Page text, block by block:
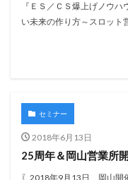
『ＥＳ／ＣＳ爆上げノウ
い未来の作り方～スロット
セミナー
2018年6月13日
25周年＆岡山営業所
〖2018年9月13日 岡山開